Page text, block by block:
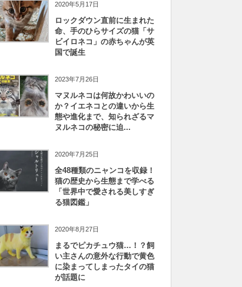
2020年5月17日
ロックダウン直前に生まれた
命、手のひらサイズの猫「サ
ビイロネコ」の赤ちゃんが英
国で誕生
2023年7月26日
マヌルネコは何故かわいいの
か？イエネコとの違いから生
態や進化まで、知られざるマ
ヌルネコの秘密に迫...
2020年7月25日
全48種類のニャンコを収録！
猫の歴史から生態まで学べる
「世界中で愛される美しすぎ
る猫図鑑」
2020年8月27日
まるでピカチュウ猫…！？飼
い主さんの意外な行動で黄色
に染まってしまったタイの猫
が話題に